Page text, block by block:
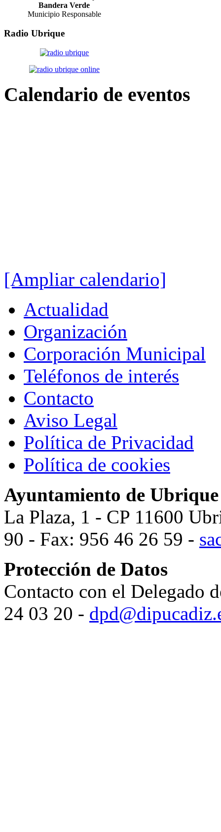
Bandera Verde
Municipio Responsable
Radio Ubrique
Calendario de eventos
[Ampliar calendario]
Actualidad
Organización
Corporación Municipal
Teléfonos de interés
Contacto
Aviso Legal
Política de Privacidad
Política de cookies
Ayuntamiento de Ubrique
La Plaza, 1 - CP 11600
90 - Fax: 956 46 26 59 -
Protección de Datos
Contacto con el Delegado
24 03 20 -